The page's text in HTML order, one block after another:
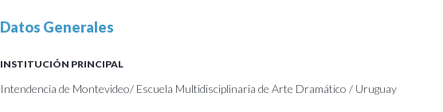
Datos Generales
INSTITUCIÓN PRINCIPAL
Intendencia de Montevideo/ Escuela Multidisciplinaria de Arte Dramático / Uruguay